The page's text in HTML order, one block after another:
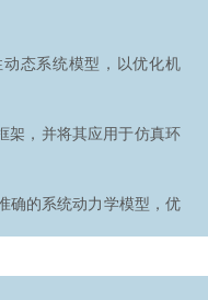
动力学，并掌握常见的
见传感器的工作原理。
验；
态系统模型，以优化机
架，并将其应用于仿真环
确的系统动力学模型，优